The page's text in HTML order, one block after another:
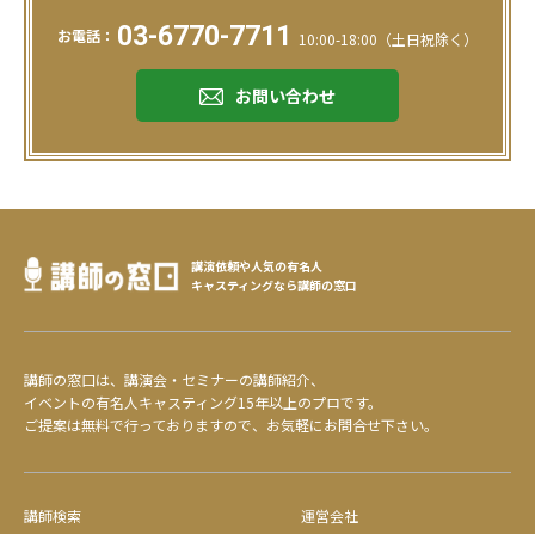
お電話： 03-6770-7711 10:00-18:00（土日祝除く）
お問い合わせ
講演依頼や人気の有名人
キャスティングなら講師の窓口
講師の窓口は、講演会・セミナーの講師紹介、
イベントの有名人キャスティング15年以上のプロです。
ご提案は無料で行っておりますので、お気軽にお問合せ下さい。
講師検索 運営会社